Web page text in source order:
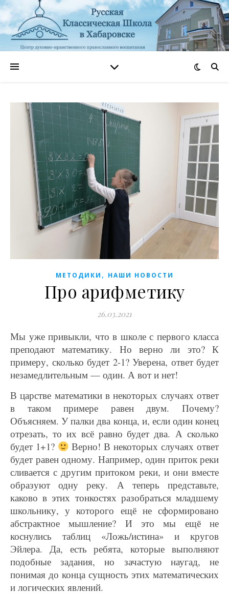
МЕТОДИКИ , НАШИ НОВОСТИ
Про арифметику
26.03.2021
Мы уже привыкли, что в школе с первого класса
преподают математику. Но верно ли это? К
примеру, сколько будет 2-1? Уверена, ответ будет
незамедлительным — один. А вот и нет!
В царстве математики в некоторых случаях ответ
в таком примере равен двум. Почему?
Объясняем. У палки два конца, и, если один конец
отрезать, то их всё равно будет два. А сколько
будет 1+1?
Верно! В некоторых случаях ответ
будет равен одному. Например, один приток реки
сливается с другим притоком реки, и они вместе
образуют одну реку. А теперь представьте,
каково в этих тонкостях разобраться младшему
школьнику, у которого ещё не сформировано
абстрактное мышление? И это мы ещё не
коснулись таблиц «Ложь/истина» и кругов
Эйлера. Да, есть ребята, которые выполняют
подобные задания, но зачастую наугад, не
понимая до конца сущность этих математических
и логических явлений.